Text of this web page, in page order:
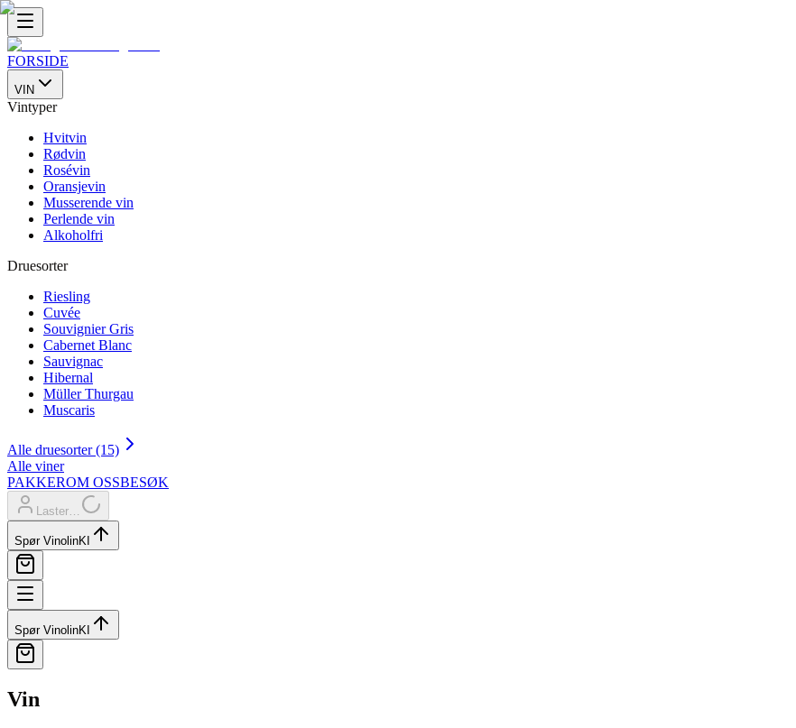
FORSIDE
VIN
Vintyper
Hvitvin
Rødvin
Rosévin
Oransjevin
Musserende vin
Perlende vin
Alkoholfri
Druesorter
Riesling
Cuvée
Souvignier Gris
Cabernet Blanc
Sauvignac
Hibernal
Müller Thurgau
Muscaris
Alle druesorter (15)
Alle viner
PAKKEROM OSSBESØK
Laster…
Spør VinolinKI
Spør VinolinKI
Vin